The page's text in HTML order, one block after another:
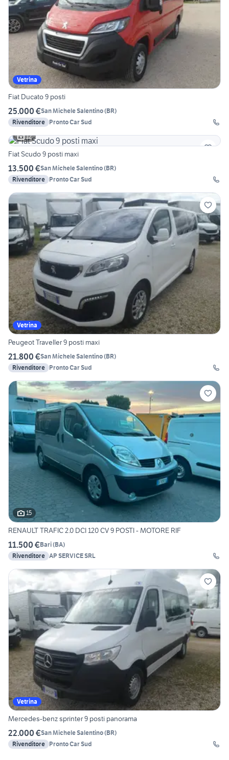
Vetrina
Fiat Ducato 9 posti
25.000 €San Michele Salentino(BR)
Rivenditore Pronto Car Sud
12
Fiat Scudo 9 posti maxi
13.500 €San Michele Salentino(BR)
Rivenditore Pronto Car Sud
Vetrina
Peugeot Traveller 9 posti maxi
21.800 €San Michele Salentino(BR)
Rivenditore Pronto Car Sud
15
RENAULT TRAFIC 2.0 DCI 120 CV 9 POSTI - MOTORE RIF
11.500 €Bari(BA)
Rivenditore AP SERVICE SRL
Vetrina
Mercedes-benz sprinter 9 posti panorama
22.000 €San Michele Salentino(BR)
Rivenditore Pronto Car Sud